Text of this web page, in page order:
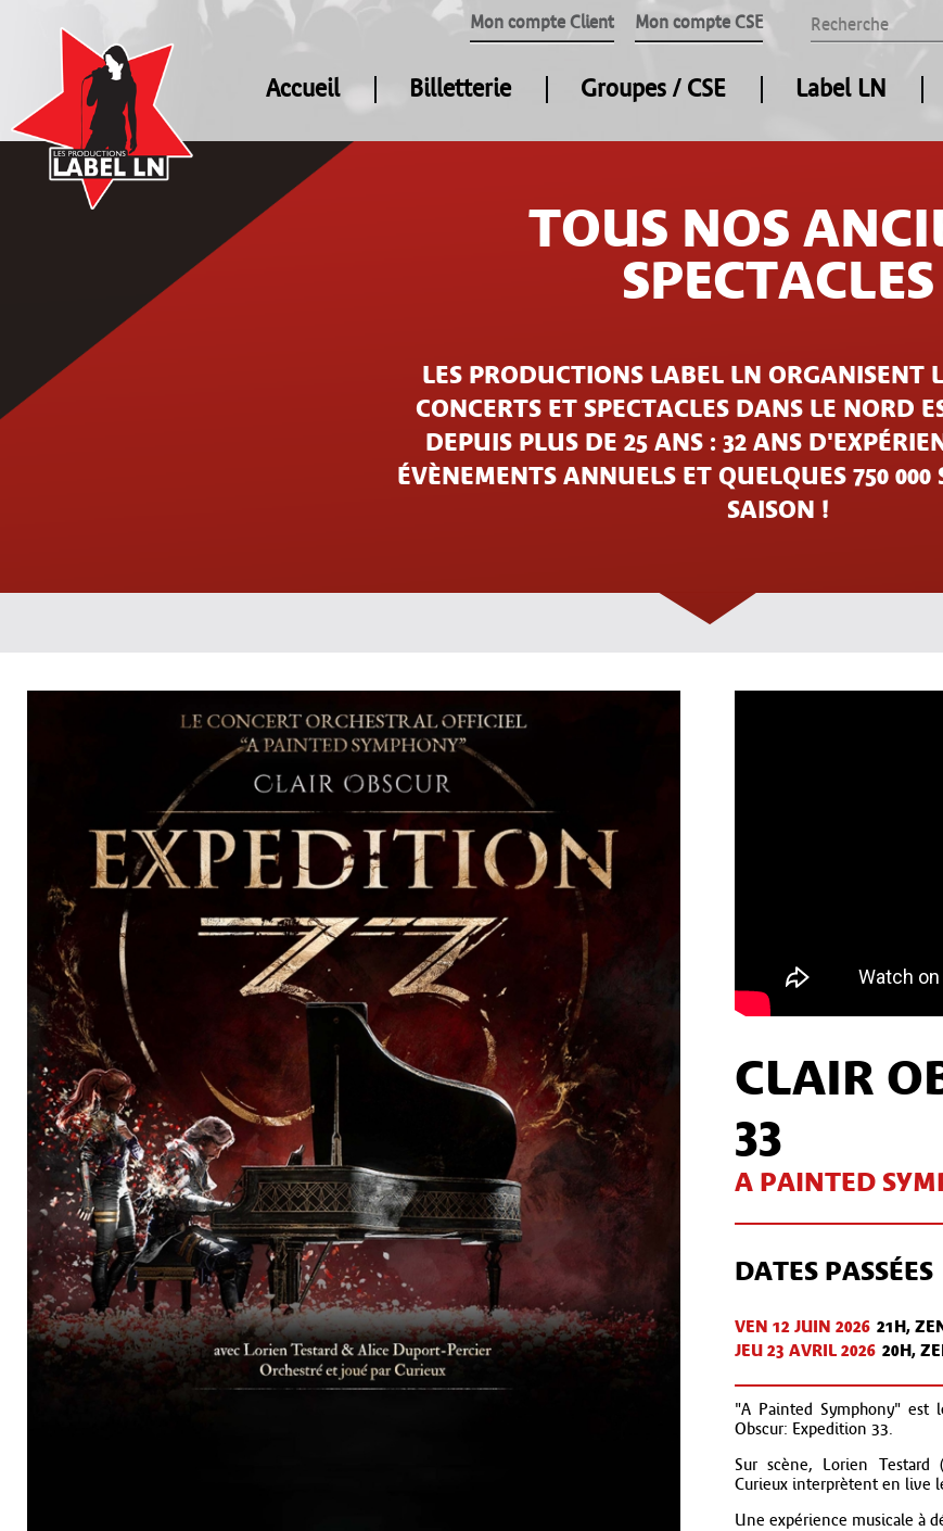
Mon compte Client Mon compte CSE
Accueil Billetterie Groupes / CSE Label LN
TOUS NOS
SPECTACLES
LES PRODUCTIONS LABEL LN ORGANISENT
CONCERTS ET SPECTACLES DANS LE NORD
DEPUIS PLUS DE 25 ANS : 32 ANS
ÉVÈNEMENTS ANNUELS ET QUELQUES 750 000
SAISON !
CLAIR
33
A PAINTED
DATES PASSÉES
VEN 12 JUIN 2026 21H,
JEU 23 AVRIL 2026 20H,
"A Painted Symphony" est
Obscur: Expedition 33.
Sur scène, Lorien Testard
Curieux interprètent en live
Une expérience musicale à